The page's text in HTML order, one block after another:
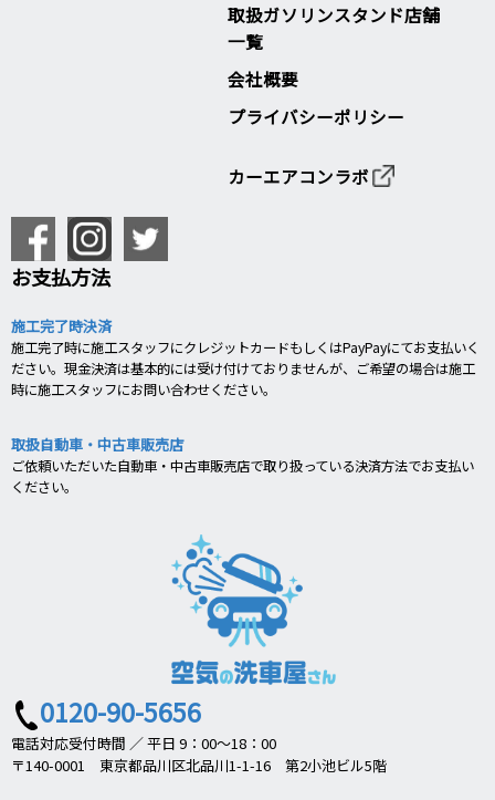
取扱ガソリンスタンド店舗
一覧
会社概要
プライバシーポリシー
カーエアコンラボ
お支払方法
施工完了時決済
施工完了時に施工スタッフにクレジットカードもしくはPayPayにてお支払いく
ださい。現金決済は基本的には受け付けておりませんが、ご希望の場合は施工
時に施工スタッフにお問い合わせください。
取扱自動車・中古車販売店
ご依頼いただいた自動車・中古車販売店で取り扱っている決済方法でお支払い
ください。
0120-90-5656
電話対応受付時間 ／ 平日 9：00～18：00
〒140-0001 東京都品川区北品川1-1-16 第2小池ビル5階